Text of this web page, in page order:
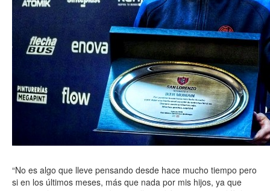
“No es algo que lleve pensando desde hace mucho tiempo pero
si en los últimos meses, más que nada por mis hijos, ya que